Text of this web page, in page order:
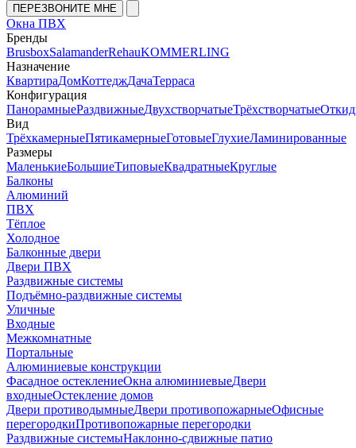
ПЕРЕЗВОНИТЕ МНЕ
Окна ПВХ
Бренды
BrusboxSalamanderRehauKOMMERLING
Назначение
КвартираДомКоттеджДачаТерраса
Конфигурация
ПанорамныеРаздвижныеДвухстворчатыеТрёхстворчатые
Вид
ТрёхкамерныеПятикамерныеГотовыеГлухиеЛаминированные
Размеры
МаленькиеБольшиеТиповыеКвадратныеКруглые
Балконы
Алюминий
ПВХ
Тёплое
Холодное
Балконные двери
Двери ПВХ
Раздвижные системы
Подъёмно-раздвижные системы
Уличные
Входные
Межкомнатные
Портальные
Алюминиевые конструкции
Фасадное остеклениеОкна алюминиевыеДвери
входныеОстекление домов
Двери противодымныеДвери противопожарныеОфисные
перегородкиПротивопожарные перегородки
Раздвижные системыНаклонно-сдвижные патио